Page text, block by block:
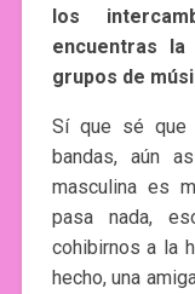
los
encuentras
grupos de
Sí que sé que
bandas, aún
masculina es
pasa nada,
cohibirnos a la
hecho, una